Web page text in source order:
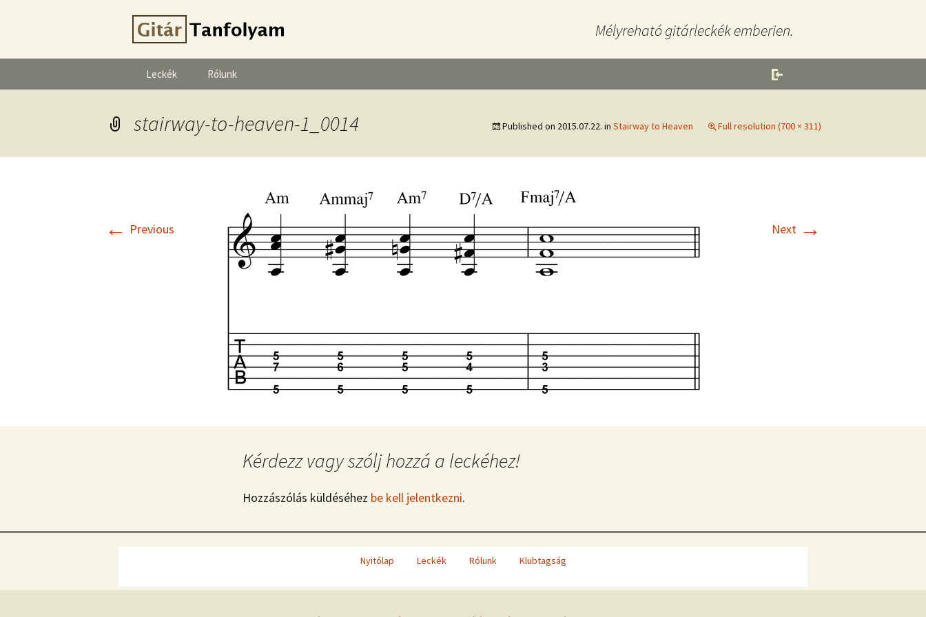
Mélyreható gitárleckék emberien.
Leckék Rólunk
stairway-to-heaven-1_0014 Published on 2015.07.22. in Stairway to Heaven Full resolution (700 × 311)
← Previous Next →
Kérdezz vagy szólj hozzá a leckéhez!
Hozzászólás küldéséhez be kell jelentkezni.
Nyitólap Leckék Rólunk Klubtagság